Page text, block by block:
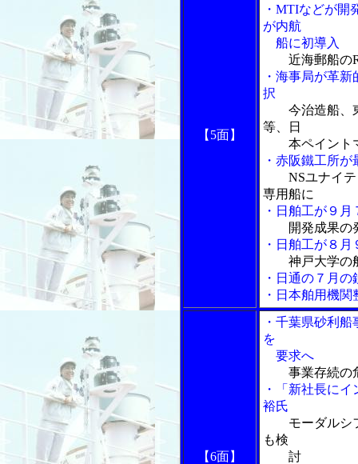
【5面】
・MTIなどが開
が内航
船に初導入
近海郵船の
・海事局が革
択
今治造船、
等、日
本ペイントマ
・赤阪鐵工所
NSユナイ
専用船に
・日舶工が９
開発成果の
・日舶工が８
神戸大学の
・日通の７月
・日本舶用機
【6面】
・千葉県砂利
を
要求へ
事業存続の
・「新社長に
裕氏
モーダルシ
も検
討